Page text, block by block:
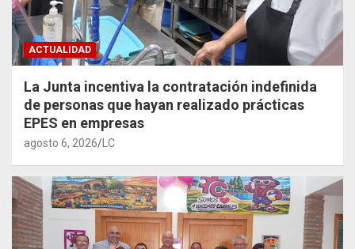
ACTUALIDAD
La Junta incentiva la contratación indefinida
de personas que hayan realizado prácticas
EPES en empresas
agosto 6, 2026 LC